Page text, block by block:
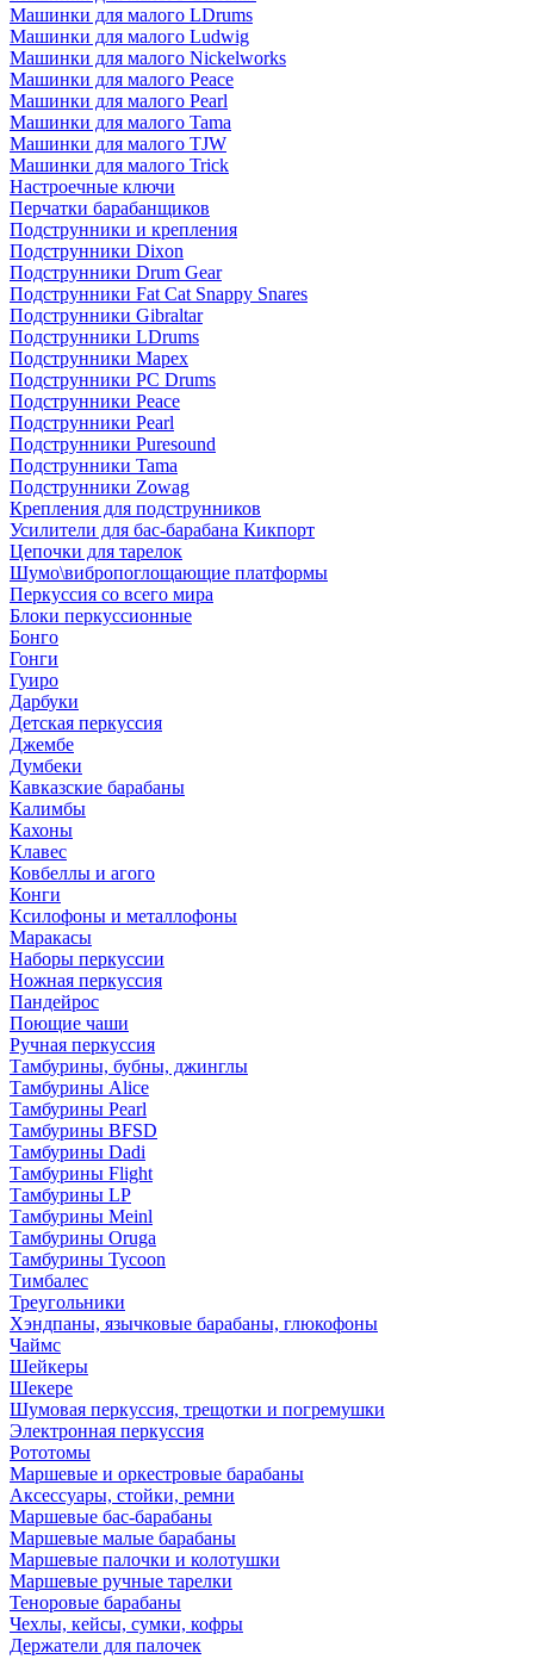
Машинки для малого LDrums
Машинки для малого Ludwig
Машинки для малого Nickelworks
Машинки для малого Peace
Машинки для малого Pearl
Машинки для малого Tama
Машинки для малого TJW
Машинки для малого Trick
Настроечные ключи
Перчатки барабанщиков
Подструнники и крепления
Подструнники Dixon
Подструнники Drum Gear
Подструнники Fat Cat Snappy Snares
Подструнники Gibraltar
Подструнники LDrums
Подструнники Mapex
Подструнники PC Drums
Подструнники Peace
Подструнники Pearl
Подструнники Puresound
Подструнники Tama
Подструнники Zowag
Крепления для подструнников
Усилители для бас-барабана Кикпорт
Цепочки для тарелок
Шумо\вибропоглощающие платформы
Перкуссия со всего мира
Блоки перкуссионные
Бонго
Гонги
Гуиро
Дарбуки
Детская перкуссия
Джембе
Думбеки
Кавказские барабаны
Калимбы
Кахоны
Клавес
Ковбеллы и агого
Конги
Ксилофоны и металлофоны
Маракасы
Наборы перкуссии
Ножная перкуссия
Пандейрос
Поющие чаши
Ручная перкуссия
Тамбурины, бубны, джинглы
Тамбурины Alice
Тамбурины Pearl
Тамбурины BFSD
Тамбурины Dadi
Тамбурины Flight
Тамбурины LP
Тамбурины Meinl
Тамбурины Oruga
Тамбурины Tycoon
Тимбалес
Треугольники
Хэндпаны, язычковые барабаны, глюкофоны
Чаймс
Шейкеры
Шекере
Шумовая перкуссия, трещотки и погремушки
Электронная перкуссия
Рототомы
Маршевые и оркестровые барабаны
Аксессуары, стойки, ремни
Маршевые бас-барабаны
Маршевые малые барабаны
Маршевые палочки и колотушки
Маршевые ручные тарелки
Теноровые барабаны
Чехлы, кейсы, сумки, кофры
Держатели для палочек